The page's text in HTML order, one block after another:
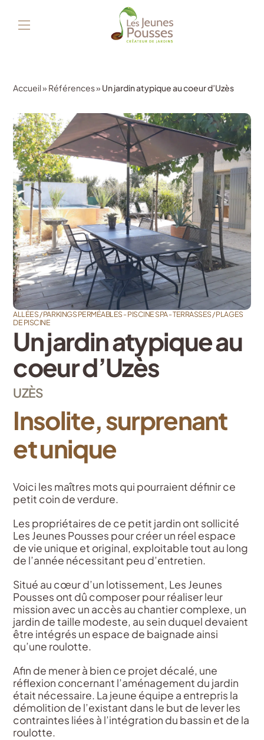
Accueil» Références» Un jardin atypique au coeur d’Uzès
ALLÉES / PARKINGS PERMÉABLES - PISCINE SPA - TERRASSES / PLAGES
DE PISCINE
Un jardin atypique au
coeur d’Uzès
UZÈS
Insolite, surprenant
et unique
Voici les maîtres mots qui pourraient définir ce
petit coin de verdure.
Les propriétaires de ce petit jardin ont sollicité
Les Jeunes Pousses pour créer un réel espace
de vie unique et original, exploitable tout au long
de l’année nécessitant peu d’entretien.
Situé au cœur d’un lotissement, Les Jeunes
Pousses ont dû composer pour réaliser leur
mission avec un accès au chantier complexe, un
jardin de taille modeste, au sein duquel devaient
être intégrés un espace de baignade ainsi
qu’une roulotte.
Afin de mener à bien ce projet décalé, une
réflexion concernant l’aménagement du jardin
était nécessaire. La jeune équipe a entrepris la
démolition de l’existant dans le but de lever les
contraintes liées à l’intégration du bassin et de la
roulotte.